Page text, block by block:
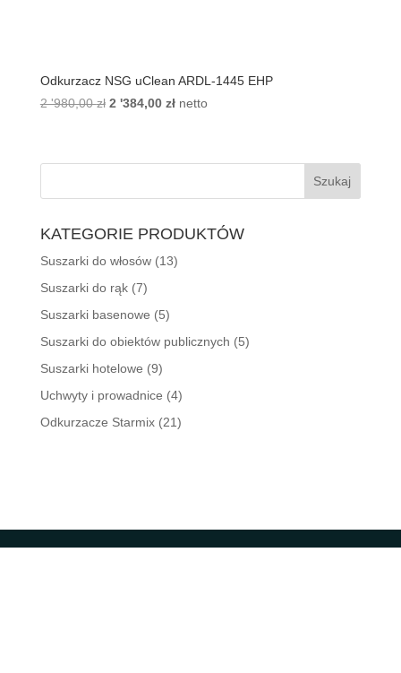
Odkurzacz NSG uClean ARDL-1445 EHP
2 '980,00zł Pierwotna
2
2 '384,00 złAktualna
2
netto
KATEGORIE PRODUKTÓW
Suszarki do włosów (13)
Suszarki do rąk (7)
Suszarki basenowe (5)
Suszarki do obiektów publicznych (5)
Suszarki hotelowe (9)
Uchwyty i prowadnice (4)
Odkurzacze Starmix (21)